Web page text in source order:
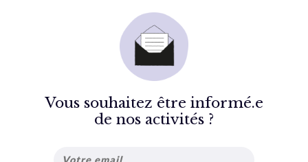
Vous souhaitez être informé.e
de nos activités ?